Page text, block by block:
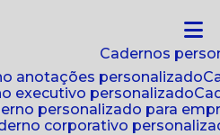
cadernos
anotações personalizado
executivo personalizado
personalizado para
corporativo